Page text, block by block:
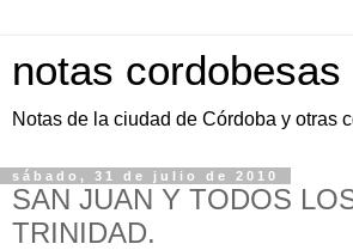
notas cordobesas
Notas de la ciudad de Córdoba y otras
sábado, 31 de julio de 2010
SAN JUAN Y TODOS
TRINIDAD.